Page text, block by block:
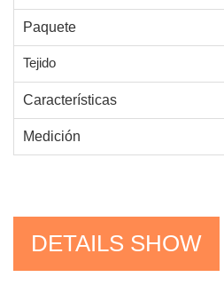
Paquete
Tejido
Características
Medición
DETAILS SHOW